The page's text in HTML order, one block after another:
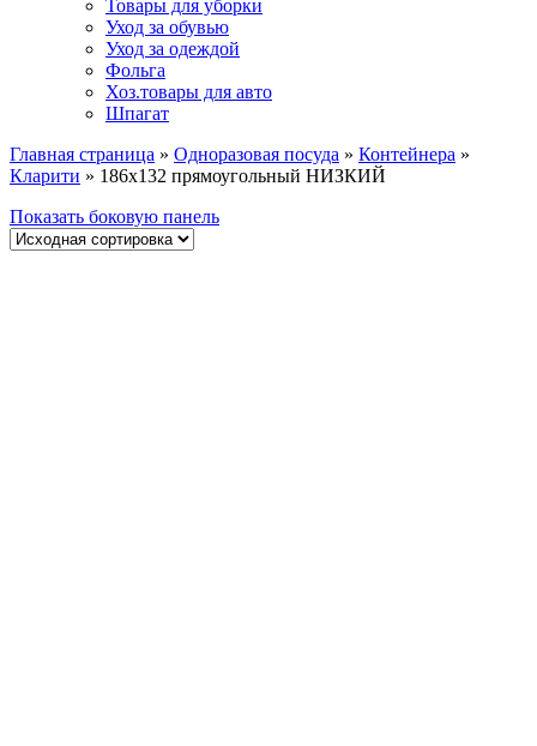
Товары для уборки
Уход за обувью
Уход за одеждой
Фольга
Хоз.товары для авто
Шпагат
Главная страница » Одноразовая посуда » Контейнера »
Кларити » 186х132 прямоугольный НИЗКИЙ
Показать боковую панель